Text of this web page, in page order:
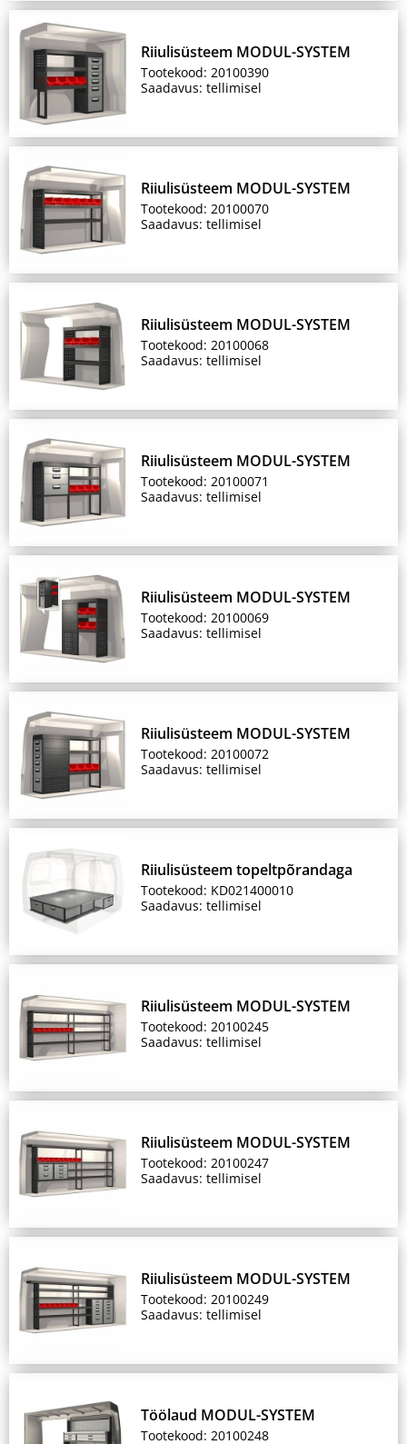
Riiulisüsteem MODUL-SYSTEM
Tootekood: 20100390
Saadavus: tellimisel
Riiulisüsteem MODUL-SYSTEM
Tootekood: 20100070
Saadavus: tellimisel
Riiulisüsteem MODUL-SYSTEM
Tootekood: 20100068
Saadavus: tellimisel
Riiulisüsteem MODUL-SYSTEM
Tootekood: 20100071
Saadavus: tellimisel
Riiulisüsteem MODUL-SYSTEM
Tootekood: 20100069
Saadavus: tellimisel
Riiulisüsteem MODUL-SYSTEM
Tootekood: 20100072
Saadavus: tellimisel
Riiulisüsteem topeltpõrandaga
Tootekood: KD021400010
Saadavus: tellimisel
Riiulisüsteem MODUL-SYSTEM
Tootekood: 20100245
Saadavus: tellimisel
Riiulisüsteem MODUL-SYSTEM
Tootekood: 20100247
Saadavus: tellimisel
Riiulisüsteem MODUL-SYSTEM
Tootekood: 20100249
Saadavus: tellimisel
Töölaud MODUL-SYSTEM
Tootekood: 20100248